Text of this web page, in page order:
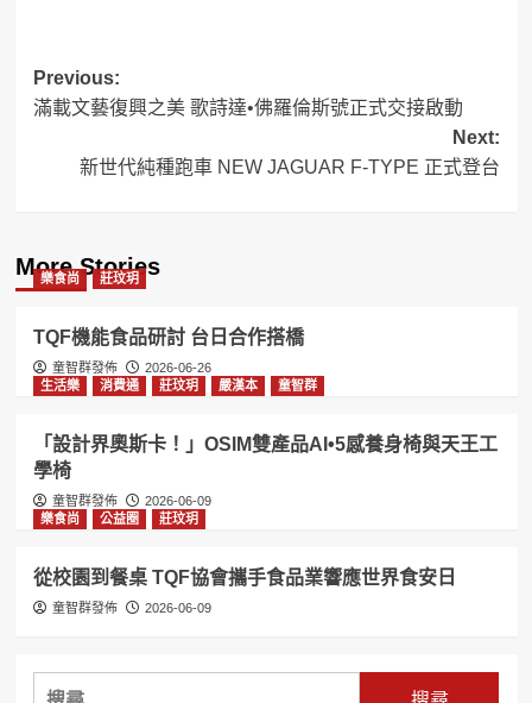
Post
navigation
Previous:
滿載文藝復興之美 歌詩達•佛羅倫斯號正式交接啟動
Next:
新世代純種跑車 NEW JAGUAR F-TYPE 正式登台
More Stories
樂食尚 莊玟玥
TQF機能食品研討 台日合作搭橋
童智群發佈
2026-06-26
生活樂
消費通 莊玟玥 嚴漢本 童智群
「設計界奧斯卡！」OSIM雙產品AI•5感養身椅與天王工
學椅
童智群發佈
2026-06-09
樂食尚
公益圈 莊玟玥
從校園到餐桌 TQF協會攜手食品業響應世界食安日
童智群發佈 2026-06-09
搜